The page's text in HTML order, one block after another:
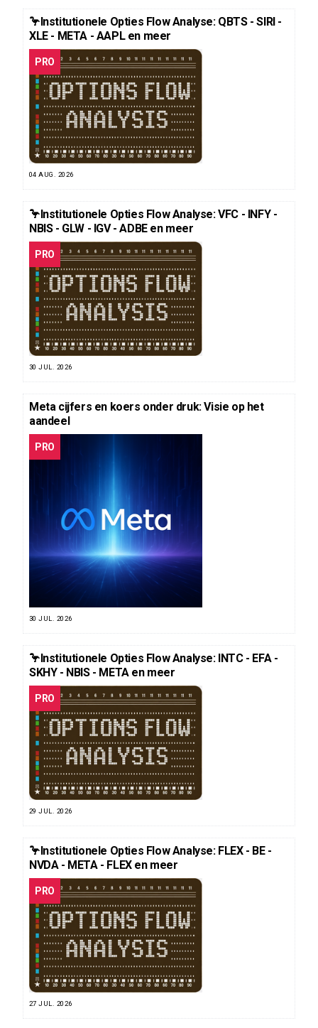
🦩Institutionele Opties Flow Analyse: QBTS - SIRI -
XLE - META - AAPL en meer
PRO
04 AUG. 2026
🦩Institutionele Opties Flow Analyse: VFC - INFY -
NBIS - GLW - IGV - ADBE en meer
PRO
30 JUL. 2026
Meta cijfers en koers onder druk: Visie op het
aandeel
PRO
30 JUL. 2026
🦩Institutionele Opties Flow Analyse: INTC - EFA -
SKHY - NBIS - META en meer
PRO
29 JUL. 2026
🦩Institutionele Opties Flow Analyse: FLEX - BE -
NVDA - META - FLEX en meer
PRO
27 JUL. 2026